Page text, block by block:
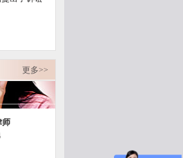
更多>>
师